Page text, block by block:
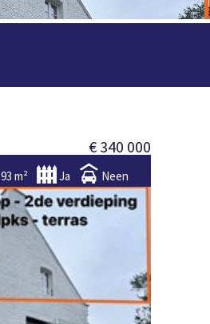
€ 340 000
93 m² Ja Neen